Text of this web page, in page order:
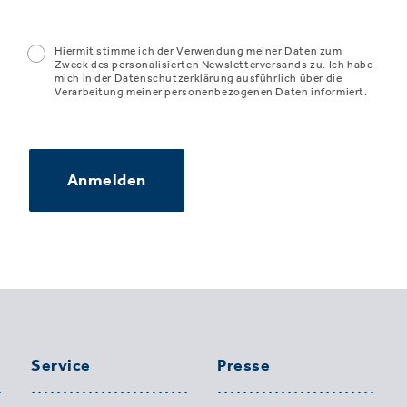
Hiermit stimme ich der Verwendung meiner Daten zum
Zweck des personalisierten Newsletterversands zu. Ich habe
mich in der Datenschutzerklärung ausführlich über die
Verarbeitung meiner personenbezogenen Daten informiert.
Anmelden
Service Presse